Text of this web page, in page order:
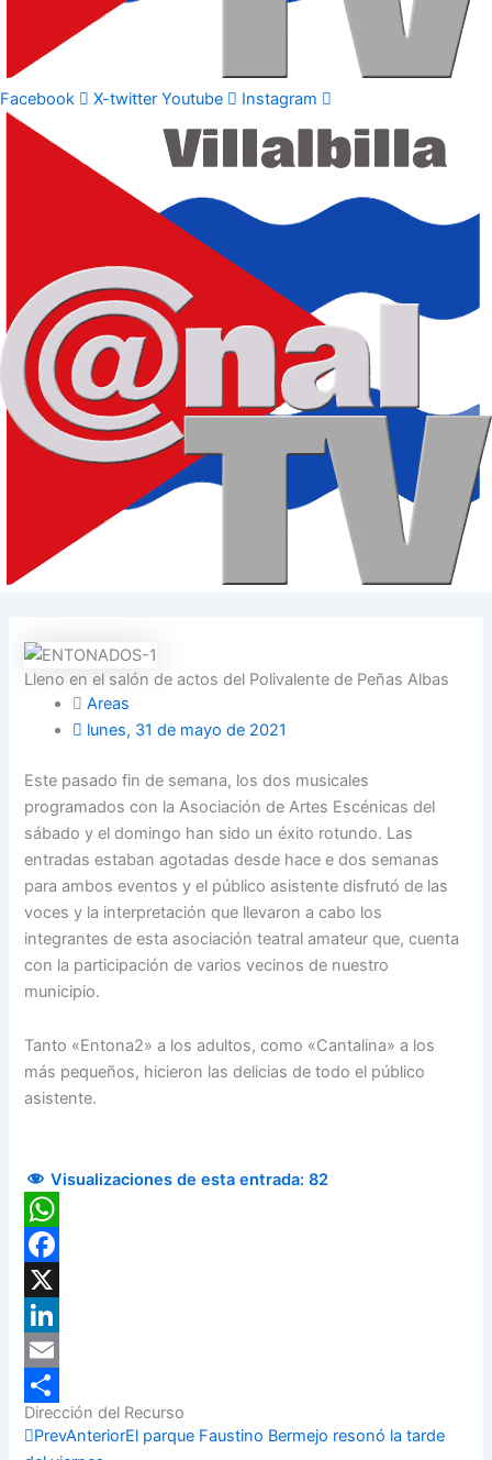
Facebook X-twitter Youtube Instagram
Lleno en el salón de actos del Polivalente de Peñas Albas
Areas
lunes, 31 de mayo de 2021
Este pasado fin de semana, los dos musicales
programados con la Asociación de Artes Escénicas del
sábado y el domingo han sido un éxito rotundo. Las
entradas estaban agotadas desde hace e dos semanas
para ambos eventos y el público asistente disfrutó de las
voces y la interpretación que llevaron a cabo los
integrantes de esta asociación teatral amateur que, cuenta
con la participación de varios vecinos de nuestro
municipio.
Tanto «Entona2» a los adultos, como «Cantalina» a los
más pequeños, hicieron las delicias de todo el público
asistente.
Visualizaciones de esta entrada: 82
WhatsApp
Facebook
X
LinkedIn
Email
Compartir
Dirección del Recurso
PrevAnteriorEl parque Faustino Bermejo resonó la tarde